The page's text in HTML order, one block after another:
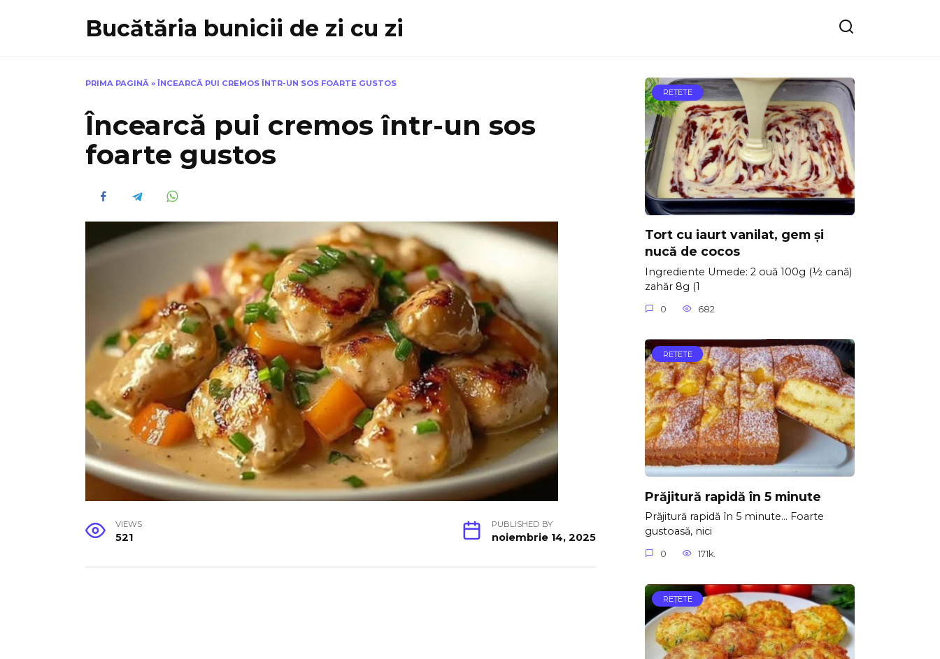
Bucătăria bunicii de zi cu zi
PRIMA PAGINĂ » ÎNCEARCĂ PUI CREMOS ÎNTR-UN SOS FOARTE GUSTOS
Încearcă pui cremos într-un sos
foarte gustos
VIEWS
521
PUBLISHED BY
noiembrie 14, 2025
REŢETE
Tort cu iaurt vanilat, gem și
nucă de cocos
Ingrediente Umede: 2 ouă 100g (½ cană)
zahăr 8g (1
0 682
REŢETE
Prăjitură rapidă în 5 minute
Prăjitură rapidă în 5 minute… Foarte
gustoasă, nici
0 171k.
REŢETE